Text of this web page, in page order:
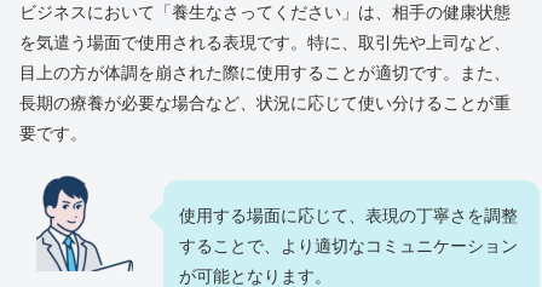
ビジネスにおいて「養生なさってください」は、相手の健康状態
を気遣う場面で使用される表現です。特に、取引先や上司など、
目上の方が体調を崩された際に使用することが適切です。また、
長期の療養が必要な場合など、状況に応じて使い分けることが重
要です。
使用する場面に応じて、表現の丁寧さを調整
することで、より適切なコミュニケーション
が可能となります。